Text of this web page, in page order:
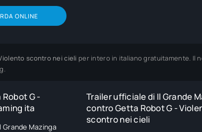
ONLINE
scontro nei cieli per intero in italiano gratuitamente. Il
G -
ita
Mazinga
Trailer ufficiale di Il Grande
contro Getta Robot G -
scontro nei cieli